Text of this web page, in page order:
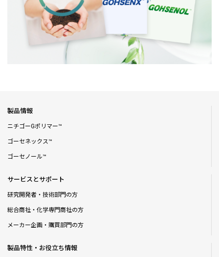
製品情報
ニチゴーGポリマー™
ゴーセネックス™
ゴーセノール™
サービスとサポート
研究開発者・技術部門の方
総合商社・化学専門商社の方
メーカー企画・購買部門の方
製品特性・お役立ち情報